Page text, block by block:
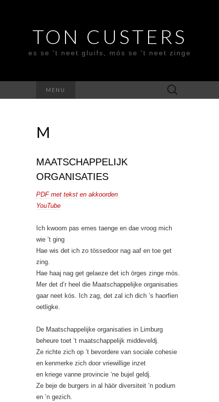
TON CUSTERS
es se 't neet gluifs, mós se 't neet zinge
MENU
Zoeken
naar:
M
MAATSCHAPPELIJK
ORGANISATIES
PDF met tekst en akkoorden
YouTube
Ich kwoom pas emes taenge en dae vroog mich
wie ’t ging
Hae wis det ich zo tössedoor nag aaf en toe get
zing.
Hae haaj nag get gelaeze det ich örges zinge mós.
Mer det d’r heel die Maatschappelijke organisaties
gaar neet kós. Ich zag, det zal ich dich ’s haorfien
oetligke.
De Maatschappelijke organisaties in Limburg
beheure toet ’t maatschappelijk middeveldj.
Ze richte zich op ’t bevordere van sociale cohesie
en kenmerke zich door vriewillige inzet
en kriege vanne provincie ‘ne bujel geldj.
Ze beje de burgers in al häör diversiteit ’n podium
en ’n gezich.